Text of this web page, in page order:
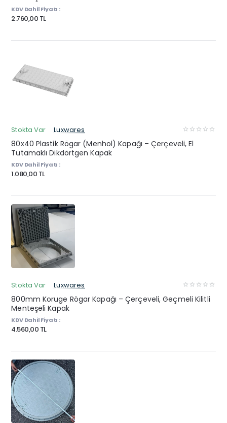
KDV Dahil Fiyatı :
2.760,00 TL
Stokta Var Luxwares
80x40 Plastik Rögar (Menhol) Kapağı – Çerçeveli, El
Tutamaklı Dikdörtgen Kapak
KDV Dahil Fiyatı :
1.080,00 TL
Stokta Var Luxwares
800mm Koruge Rögar Kapağı – Çerçeveli, Geçmeli Kilitli
Menteşeli Kapak
KDV Dahil Fiyatı :
4.560,00 TL